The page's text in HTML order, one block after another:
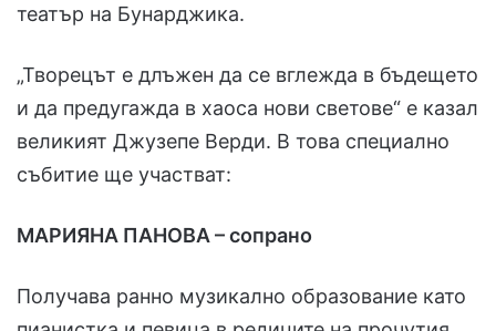
театър на Бунарджика.
„Творецът е длъжен да се вглежда в бъдещето
и да предугажда в хаоса нови светове“ е казал
великият Джузепе Верди. В това специално
събитие ще участват:
МАРИЯНА ПАНОВА – сопрано
Получава ранно музикално образование като